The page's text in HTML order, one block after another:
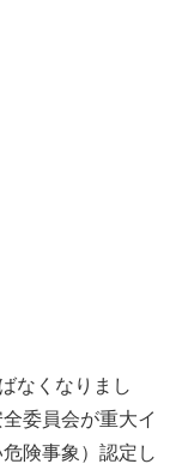
なくなりまし
委員会が重大イ
険事象）認定し